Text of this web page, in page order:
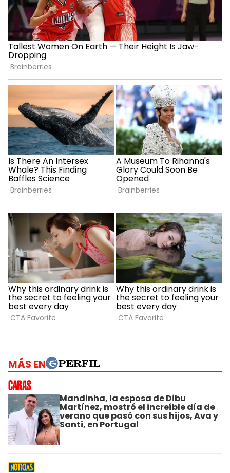
MÁS EN
Mandinha, la esposa de Dibu
Martínez, mostró el increíble día de
verano que pasó con sus hijos, Ava y
Santi, en Portugal